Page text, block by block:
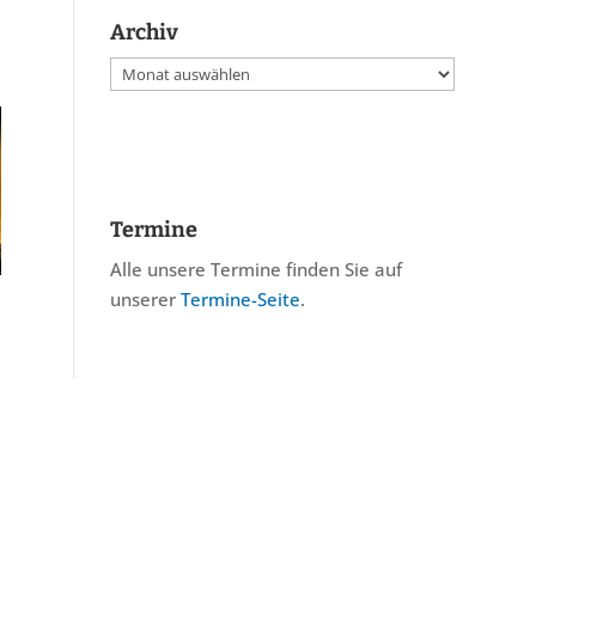
Archiv
Archiv
Termine
Alle unsere Termine finden Sie auf
unserer Termine-Seite.